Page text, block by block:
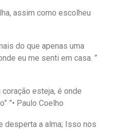
assim como escolheu
do que apenas uma
eu me senti em casa. ”
esteja, é onde
”• Paulo Coelho
desperta a alma; Isso nos